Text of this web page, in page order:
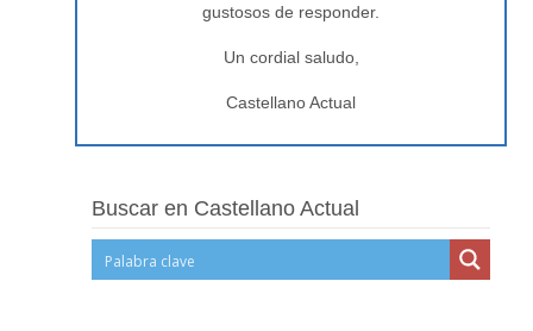
gustosos de responder.
Un cordial saludo,
Castellano Actual
Buscar en Castellano Actual